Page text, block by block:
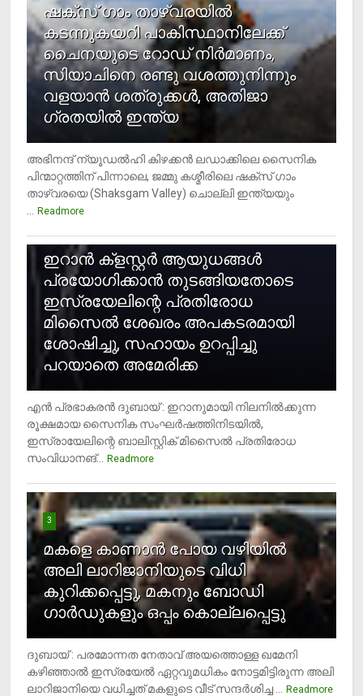
ഷക്സ് ​ഗാം താഴ്‌വരയിൽ
കടന്നുകയറി പാകിസ്ഥാനിലേക്ക്
ചൈനയുടെ റോഡ് നിർമാണം,
സിയാചിനെ രണ്ടു വശത്തുനിന്നും
വളയാൻ ശത്രുക്കൾ, അതിജാ​
ഗ്രതയിൽ ഇന്ത്യ
അഭിനന്ദ് ന്യൂഡൽഹി കിഴക്കൻ ലഡാക്കിലെ സൈനിക
പിന്മാറ്റത്തിന് പിന്നാലെ, ജമ്മു കശ്മീരിലെ ഷക്സ് ​ഗാം
താഴ്‌വരയെ (Shaksgam Valley) ചൊല്ലി ഇന്ത്യയും
Readmore
ഇറാന്‍ ക്‌ളസ്റ്റര്‍ ആയുധങ്ങള്‍
പ്രയോഗിക്കാന്‍ തുടങ്ങിയതോടെ
ഇസ്രയേലിന്റെ പ്രതിരോധ
മിസൈല്‍ ശേഖരം അപകടരമായി
ശോഷിച്ചു, സഹായം ഉറപ്പിച്ചു
പറയാതെ അമേരിക്ക
എന്‍ പ്രഭാകരന്‍ ദുബായ് : ഇറാനുമായി നിലനില്‍ക്കുന്ന
രൂക്ഷമായ സൈനിക സംഘര്‍ഷത്തിനിടയില്‍,
ഇസ്രായേലിന്റെ ബാലിസ്റ്റിക് മിസൈല്‍ പ്രതിരോധ
സംവിധാനങ്...
Readmore
3
മകളെ കാണാന്‍ പോയ വഴിയില്‍
അലി ലാറിജാനിയുടെ വിധി
കുറിക്കപ്പെട്ടു, മകനും ബോഡി
ഗാര്‍ഡുകളും ഒപ്പം കൊല്ലപ്പെട്ടു
ദുബായ് : പരമോന്നത നേതാവ് അയത്തൊള്ള ഖമേനി
കഴിഞ്ഞാല്‍ ഇസ്രയേല്‍ ഏറ്റവുമധികം നോട്ടമിട്ടിരുന്ന അലി
ലാറിജാനിയെ വധിച്ചത് മകളുടെ വീട് സന്ദര്‍ശിച്ച ...
Readmore
4